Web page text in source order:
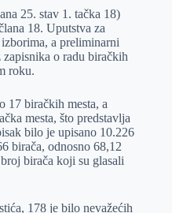
25. stav 1. tačka 18)
18. Uputstva za
a preliminarni
o radu biračkih
roku.
17 biračkih mesta, a
mesta, što predstavlja
bilo je upisano 10.226
birača, odnosno 68,12
birača koji su glasali
178 je bilo nevažećih